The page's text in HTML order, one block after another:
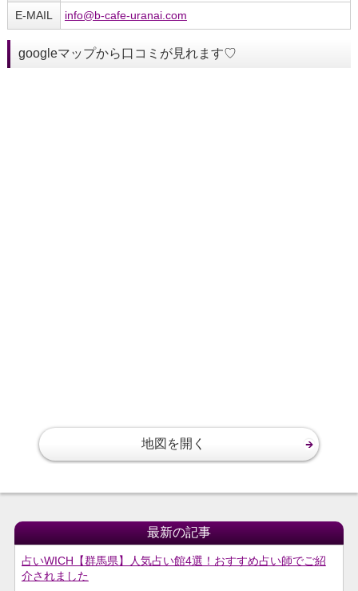
E-MAIL info@b-cafe-uranai.com
googleマップから口コミが見れます♡
地図を開く
最新の記事
占いWICH【群馬県】人気占い館4選！おすすめ占い師でご紹
介されました